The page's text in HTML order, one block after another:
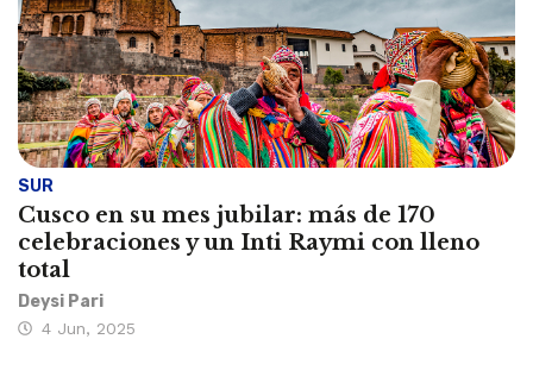
SUR
Cusco en su mes jubilar: más de 170
celebraciones y un Inti Raymi con lleno
total
Deysi Pari
4 Jun, 2025